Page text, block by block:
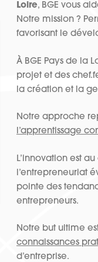
Loire, BGE vous
Notre mission ?
favorisant le
À BGE Pays de la
projet et des
la création et la
Notre approche
l’apprentissage
L’innovation est
l’entrepreneuriat
pointe des
entrepreneurs.
Notre but ultime
connaissances
d’entreprise.